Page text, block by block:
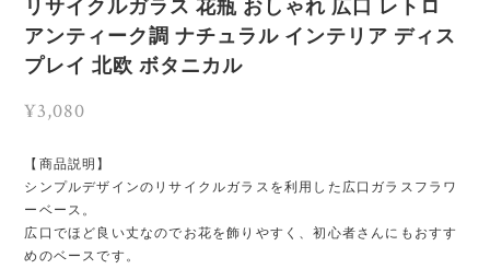
リサイクルガラス 花瓶 おしゃれ 広口 レトロ
アンティーク調 ナチュラル インテリア ディス
プレイ 北欧 ボタニカル
¥3,080
【商品説明】
シンプルデザインのリサイクルガラスを利用した広口ガラスフラワ
ーベース。
広口でほど良い丈なのでお花を飾りやすく、初心者さんにもおすす
めのベースです。